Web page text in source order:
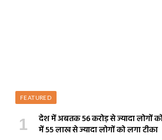
FEATURED
देश में अबतक 56 करोड़ से ज्यादा लोगों
में 55 लाख से ज्यादा लोगों को लगा टीका